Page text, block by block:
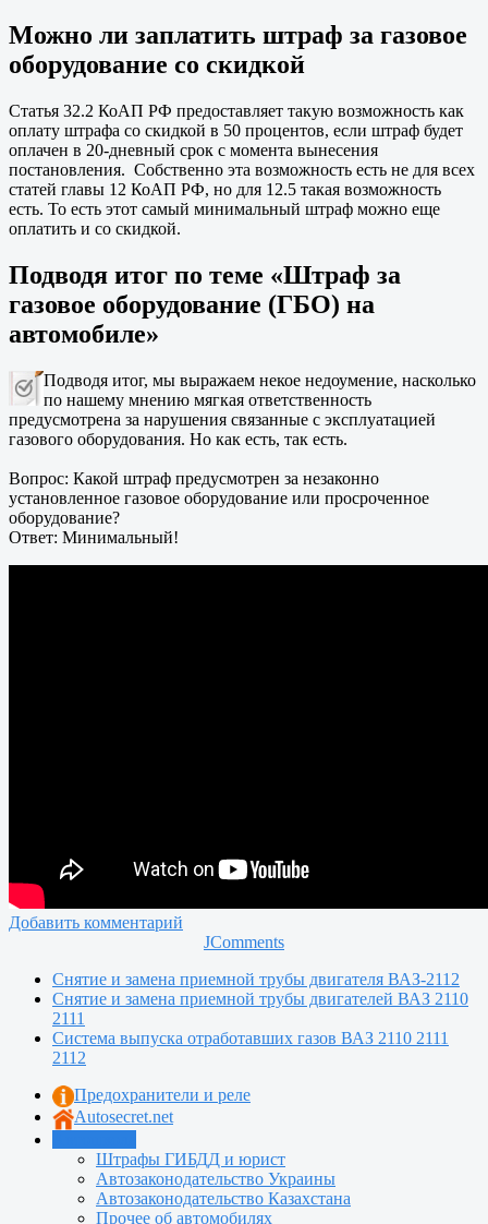
Можно ли заплатить штраф за газовое
оборудование со скидкой
Статья 32.2 КоАП РФ предоставляет такую возможность как
оплату штрафа со скидкой в 50 процентов, если штраф будет
оплачен в 20-дневный срок с момента вынесения
постановления. Собственно эта возможность есть не для всех
статей главы 12 КоАП РФ, но для 12.5 такая возможность
есть. То есть этот самый минимальный штраф можно еще
оплатить и со скидкой.
Подводя итог по теме «Штраф за
газовое оборудование (ГБО) на
автомобиле»
Подводя итог, мы выражаем некое недоумение, насколько
по нашему мнению мягкая ответственность
предусмотрена за нарушения связанные с эксплуатацией
газового оборудования. Но как есть, так есть.
Вопрос: Какой штраф предусмотрен за незаконно
установленное газовое оборудование или просроченное
оборудование?
Ответ: Минимальный!
Добавить комментарий
JComments
Снятие и замена приемной трубы двигателя ВАЗ-2112
Снятие и замена приемной трубы двигателей ВАЗ 2110
2111
Система выпуска отработавших газов ВАЗ 2110 2111
2112
Предохранители и реле
Autosecret.net
Штрафы ГИБДД и юрист
Автозаконодательство Украины
Автозаконодательство Казахстана
Прочее об автомобилях